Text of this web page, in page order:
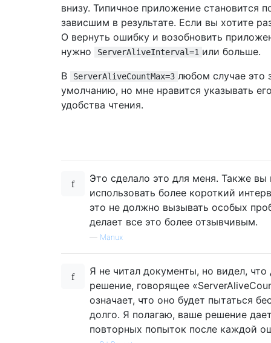
внизу. Типичное приложение становится
зависшим в результате. Если вы хотите
O вернуть ошибку и возобновить
нужно
ServerAliveInterval=1 или больше.
В
ServerAliveCountMax=3 любом случае это
умолчанию, но мне нравится указывать
удобства чтения.
Это сделало это для меня. Также
использовать более короткий
это не должно вызывать особых
делает все это более отзывчивым.
— Manux
Я не читал документы, но видел, что
решение, говорящее
означает, что оно будет пытаться
долго. Я полагаю, ваше решение
повторных попыток после каждой